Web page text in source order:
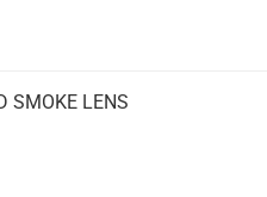
SMOKE LENS